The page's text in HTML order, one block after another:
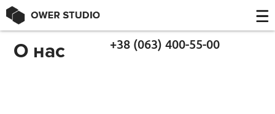
+38 (063) 400-55-00
Главная страница О нас
О нас